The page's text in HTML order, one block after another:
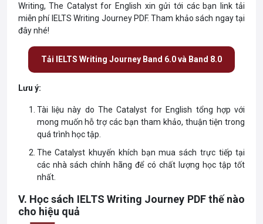
Writing, The Catalyst for English xin gửi tới các bạn link tải
miễn phí IELTS Writing Journey PDF. Tham khảo sách ngay tại
đây nhé!
Tải IELTS Writing Journey Band 6.0 và Band 8.0
Lưu ý:
Tài liệu này do The Catalyst for English tổng hợp với
mong muốn hỗ trợ các bạn tham khảo, thuận tiện trong
quá trình học tập.
The Catalyst khuyến khích bạn mua sách trực tiếp tại
các nhà sách chính hãng để có chất lượng học tập tốt
nhất.
V. Học sách IELTS Writing Journey PDF thế nào
cho hiệu quả